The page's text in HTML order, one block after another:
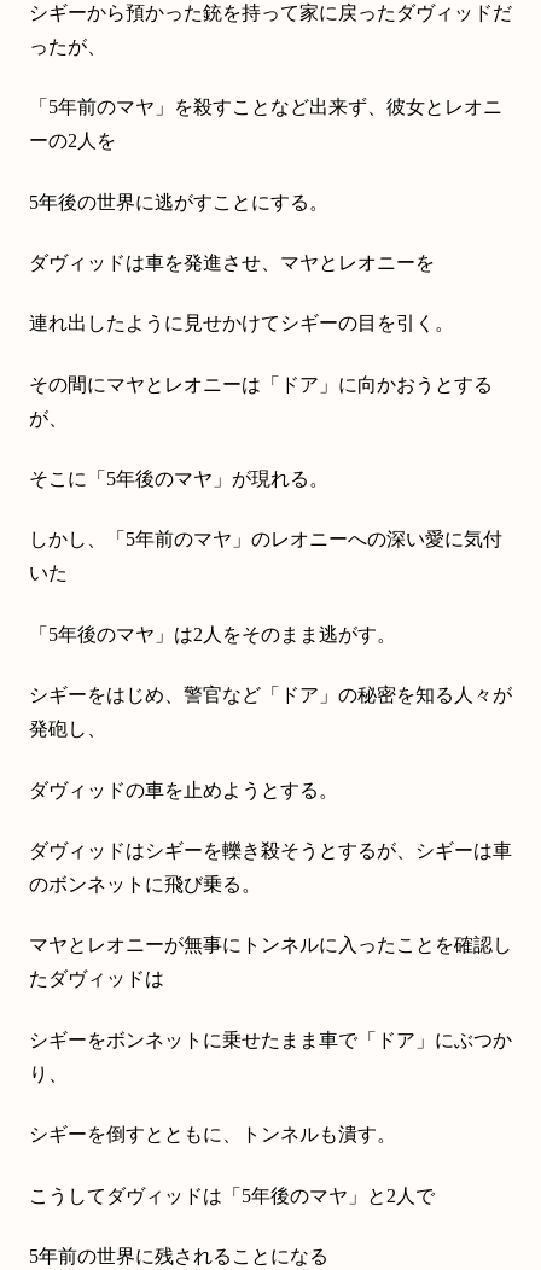
シギーから預かった銃を持って家に戻ったダヴィッドだ
ったが、
「5年前のマヤ」を殺すことなど出来ず、彼女とレオニ
ーの2人を
5年後の世界に逃がすことにする。
ダヴィッドは車を発進させ、マヤとレオニーを
連れ出したように見せかけてシギーの目を引く。
その間にマヤとレオニーは「ドア」に向かおうとする
が、
そこに「5年後のマヤ」が現れる。
しかし、「5年前のマヤ」のレオニーへの深い愛に気付
いた
「5年後のマヤ」は2人をそのまま逃がす。
シギーをはじめ、警官など「ドア」の秘密を知る人々が
発砲し、
ダヴィッドの車を止めようとする。
ダヴィッドはシギーを轢き殺そうとするが、シギーは車
のボンネットに飛び乗る。
マヤとレオニーが無事にトンネルに入ったことを確認し
たダヴィッドは
シギーをボンネットに乗せたまま車で「ドア」にぶつか
り、
シギーを倒すとともに、トンネルも潰す。
こうしてダヴィッドは「5年後のマヤ」と2人で
5年前の世界に残されることになる